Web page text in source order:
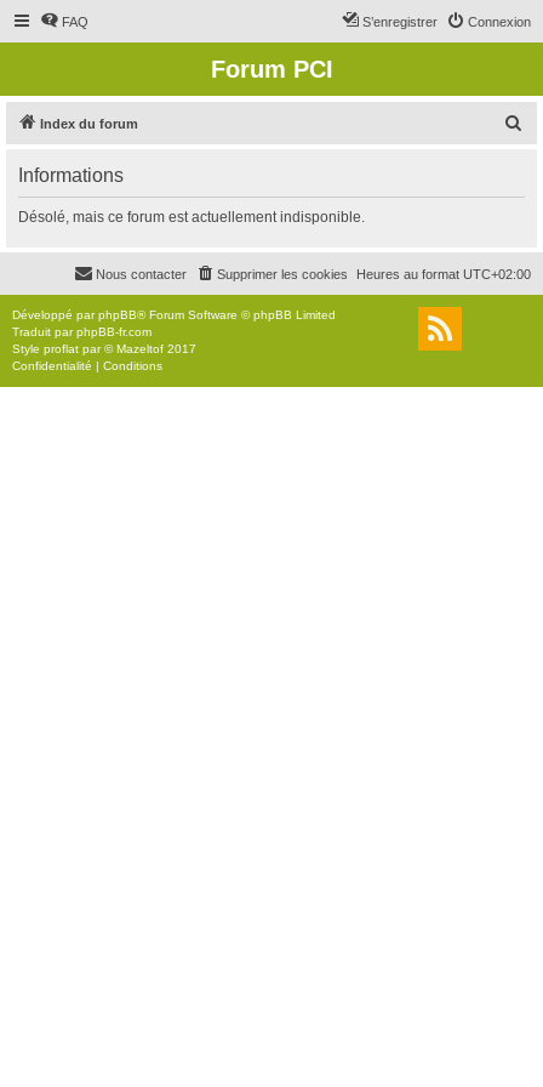
FAQ Connexion
S’enregistrer
Forum PCI
Index du forum
r
c
r
Informations
Désolé, mais ce forum est actuellement indisponible.
Heures au format UTC+02:00
Supprimer les cookies
Nous contacter
Développé parphpBB® Forum Software © phpBB Limited
Traduit parphpBB-fr.com
Style proflat par ©Mazeltof 2017
Confidentialité | Conditions